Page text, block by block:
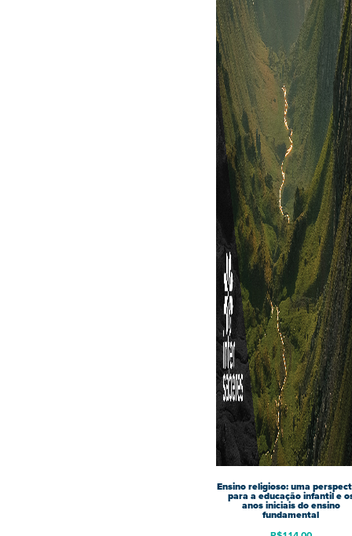
Ensino religioso: uma
para a educação infantil e
anos iniciais do ensino
fundamental